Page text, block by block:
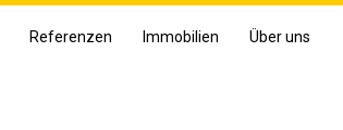
Referenzen Immobilien Über uns